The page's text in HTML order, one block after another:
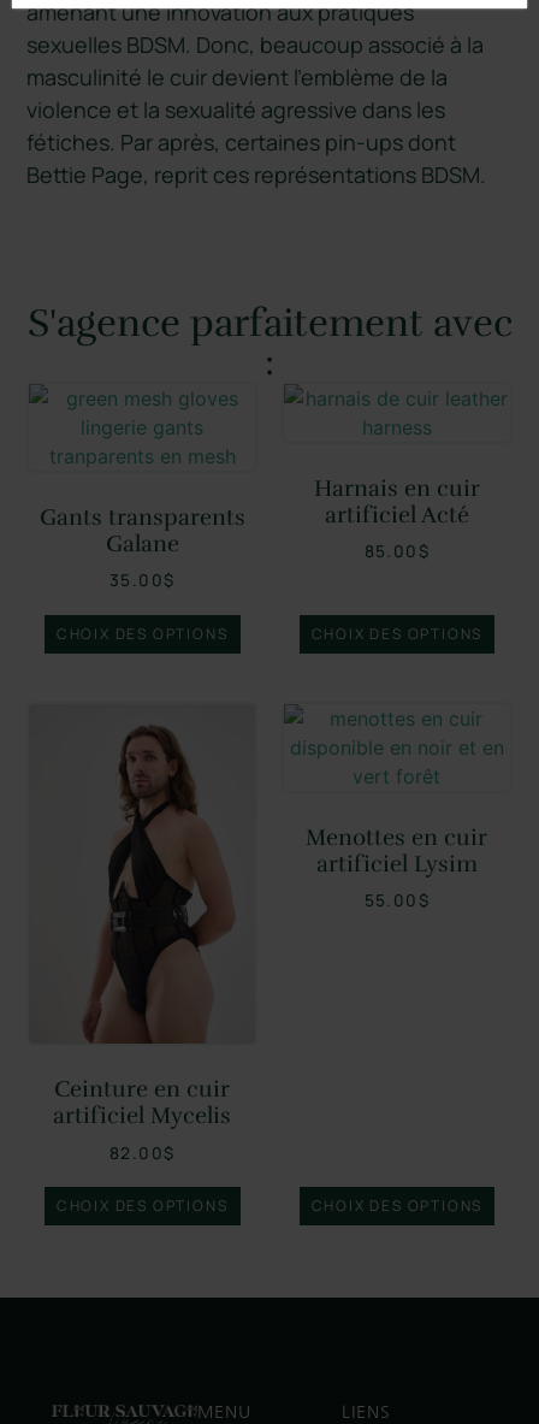
amenant une innovation aux pratiques
sexuelles BDSM. Donc, beaucoup associé à la
masculinité le cuir devient l’emblème de la
violence et la sexualité agressive dans les
fétiches. Par après, certaines pin-ups dont
Bettie Page, reprit ces représentations BDSM.
S'agence parfaitement avec
:
Gants transparents
Galane
35.00$
CHOIX DES OPTIONS
Harnais en cuir
artificiel Acté
85.00 $
CHOIX DES OPTIONS
Ceinture en cuir
artificiel Mycelis
82.00$
CHOIX DES OPTIONS
Menottes en cuir
artificiel Lysim
55.00 $
CHOIX DES OPTIONS
MENU
LIENS